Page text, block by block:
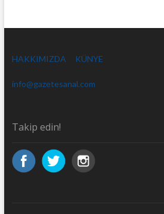
HAKKIMIZDA KÜNYE
info@gazetesanal.com
Takip edin!